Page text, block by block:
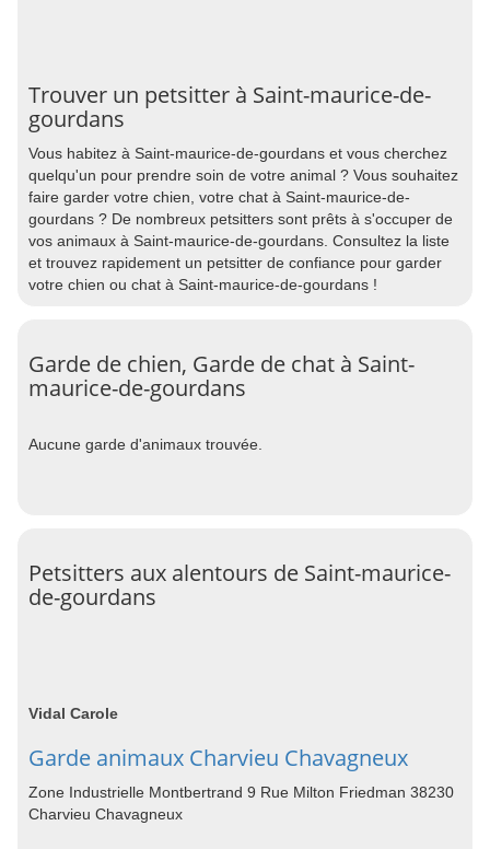
Trouver un petsitter à Saint-maurice-de-
gourdans
Vous habitez à Saint-maurice-de-gourdans et vous cherchez
quelqu'un pour prendre soin de votre animal ? Vous souhaitez
faire garder votre chien, votre chat à Saint-maurice-de-
gourdans ? De nombreux petsitters sont prêts à s'occuper de
vos animaux à Saint-maurice-de-gourdans. Consultez la liste
et trouvez rapidement un petsitter de confiance pour garder
votre chien ou chat à Saint-maurice-de-gourdans !
Garde de chien, Garde de chat à Saint-
maurice-de-gourdans
Aucune garde d'animaux trouvée.
Petsitters aux alentours de Saint-maurice-
de-gourdans
Vidal Carole
Garde animaux Charvieu Chavagneux
Zone Industrielle Montbertrand 9 Rue Milton Friedman 38230
Charvieu Chavagneux